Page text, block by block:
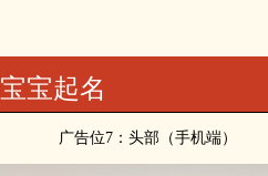
宝宝起名
广告位7：头部（手机端）